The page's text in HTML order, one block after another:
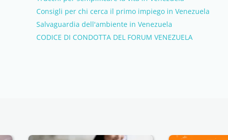
Consigli per chi cerca il primo impiego in Venezuela
Salvaguardia dell'ambiente in Venezuela
CODICE DI CONDOTTA DEL FORUM VENEZUELA